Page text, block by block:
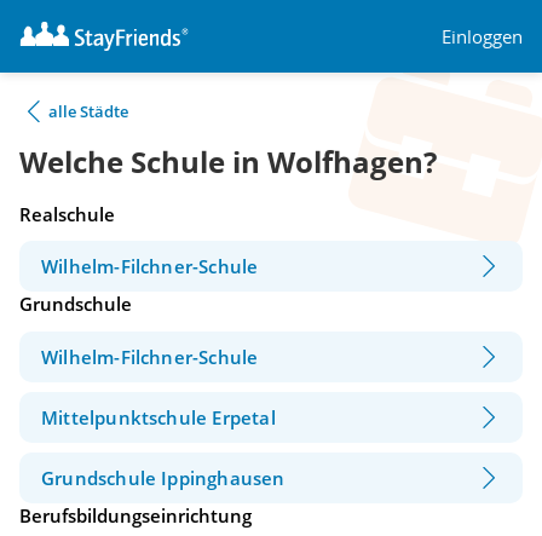
Einloggen
alle Städte
Welche Schule in Wolfhagen?
Realschule
Wilhelm-Filchner-Schule
Grundschule
Wilhelm-Filchner-Schule
Mittelpunktschule Erpetal
Grundschule Ippinghausen
Berufsbildungseinrichtung